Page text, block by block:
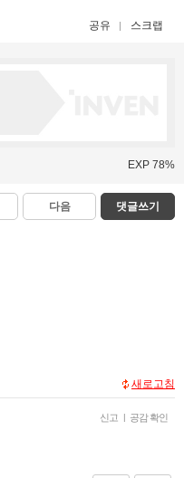
공유 스크랩
EXP 78%
다음 댓글쓰기
새로고침
신고 | 공감 확인